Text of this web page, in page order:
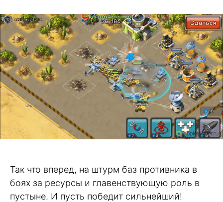
Так что вперед, на штурм баз противника в
боях за ресурсы и главенствующую роль в
пустыне. И пусть победит сильнейший!